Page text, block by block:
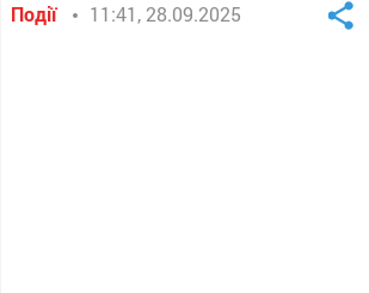
Події 11:41, 28.09.2025